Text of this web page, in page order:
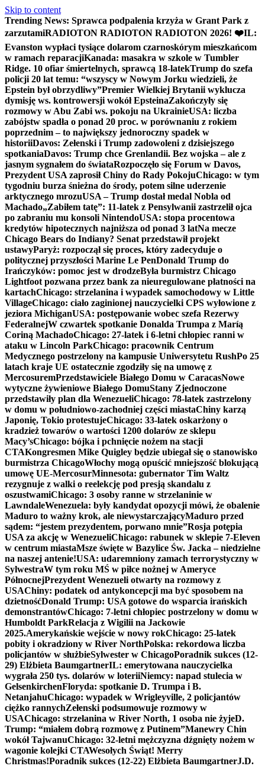
Skip to content
Trending News: Sprawca podpalenia krzyża w Grant Park z
zarzutamiRADIOTON RADIOTON RADIOTON 2026! ❤️IL:
Evanston wypłaci tysiące dolarom czarnoskórym mieszkańcom
w ramach reparacjiKanada: masakra w szkole w Tumbler
Ridge. 10 ofiar śmiertelnych, sprawcą 18-latekTrump do szefa
policji 20 lat temu: “wszyscy w Nowym Jorku wiedzieli, że
Epstein był obrzydliwy”Premier Wielkiej Brytanii wyklucza
dymisję ws. kontrowersji wokół EpsteinaZakończyły się
rozmowy w Abu Zabi ws. pokoju na UkrainieUSA: liczba
zabójstw spadła o ponad 20 proc. w porównaniu z rokiem
poprzednim – to największy jednoroczny spadek w
historiiDavos: Zełenski i Trump zadowoleni z dzisiejszego
spotkaniaDavos: Trump chce Grenlandii. Bez wojska – ale z
jasnym sygnałem do świataRozpoczęło się Forum w Davos,
Prezydent USA zaprosił Chiny do Rady PokojuChicago: w tym
tygodniu burza śnieżna do środy, potem silne uderzenie
arktycznego mrozuUSA – Trump dostał medal Nobla od
Machado„Zabiłem tatę”: 11-latek z Pensylwanii zastrzelił ojca
po zabraniu mu konsoli NintendoUSA: stopa procentowa
kredytów hipotecznych najniższa od ponad 3 latNa mecze
Chicago Bears do Indiany? Senat przedstawił projekt
ustawyParyż: rozpoczął się proces, który zadecyduje o
politycznej przyszłości Marine Le PenDonald Trump do
Irańczyków: pomoc jest w drodzeByła burmistrz Chicago
Lightfoot pozwana przez bank za nieuregulowane płatności na
kartachChicago: strzelanina i wypadek samochodowy w Little
VillageChicago: ciało zaginionej nauczycielki CPS wyłowione z
jeziora MichiganUSA: postępowanie wobec szefa Rezerwy
FederalnejW czwartek spotkanie Donalda Trumpa z Maríą
Coriną MachadoChicago: 27-latek i 6-letni chłopiec ranni w
ataku w Lincoln ParkChicago: pracownik Centrum
Medycznego postrzelony na kampusie Uniwersytetu RushPo 25
latach kraje UE ostatecznie zgodziły się na umowę z
MercosuremPrzedstawiciele Białego Domu w CaracasNowe
wytyczne żywieniowe Białego DomuStany Zjednoczone
przedstawiły plan dla WenezueliChicago: 78-latek zastrzelony
w domu w południowo-zachodniej części miastaChiny karzą
Japonię, Tokio protestujeChicago: 33-latek oskarżony o
kradzież towarów o wartości 1200 dolarów ze sklepu
Macy’sChicago: bójka i pchnięcie nożem na stacji
CTAKongresmen Mike Quigley będzie ubiegał się o stanowisko
burmistrza ChicagoWłochy mogą opuścić mniejszość blokującą
umowę UE-MercosurMinnesota: gubernator Tim Waltz
rezygnuje z walki o reelekcję pod presją skandalu z
oszustwamiChicago: 3 osoby ranne w strzelaninie w
LawndaleWenezuela: były kandydat opozycji mówi, że obalenie
Maduro to ważny krok, ale niewystarczającyMaduro przed
sądem: “jestem prezydentem, porwano mnie”Rosja potępia
USA za akcję w WenezueliChicago: rabunek w sklepie 7-Eleven
w centrum miastaMsze święte w Bazylice Św. Jacka – niedzielne
na naszej antenie!USA: udaremniony zamach terrorystyczny w
SylwestraW tym roku MŚ w piłce nożnej w Ameryce
PółnocnejPrezydent Wenezueli otwarty na rozmowy z
USAChiny: podatek od antykoncepcji ma być sposobem na
dzietnośćDonald Trump: USA gotowe do wsparcia irańskich
demonstrantówChicago: 7-letni chłopiec postrzelony w domu w
Humboldt ParkRelacja z Wigilii na Jackowie
2025.Amerykańskie wejście w nowy rokChicago: 25-latek
pobity i okradziony w River NorthPolska: rekordowa liczba
policjantów w służbieSylwester w ChicagoPoradnik sukces (12-
29) Elżbieta BaumgartnerIL: emerytowana nauczycielka
wygrała 250 tys. dolarów w loteriiNiemcy: napad stulecia w
GelsenkirchenFloryda: spotkanie D. Trumpa i B.
NetanjahuChicago: wypadek w Wrigleyville, 2 policjantów
ciężko rannychZełenski podsumowuje rozmowy w
USAChicago: strzelanina w River North, 1 osoba nie żyjeD.
Trump: “miałem dobrą rozmowę z Putinem”Manewry Chin
wokół TajwanuChicago: 32-letni mężczyzna dźgnięty nożem w
wagonie kolejki CTAWesołych Świąt! Merry
Christmas!Poradnik sukces (12-22) Elżbieta BaumgartnerJ.D.